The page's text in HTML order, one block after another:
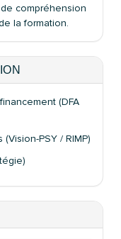
compréhension
la formation.
(DFA
PSY / RIMP)